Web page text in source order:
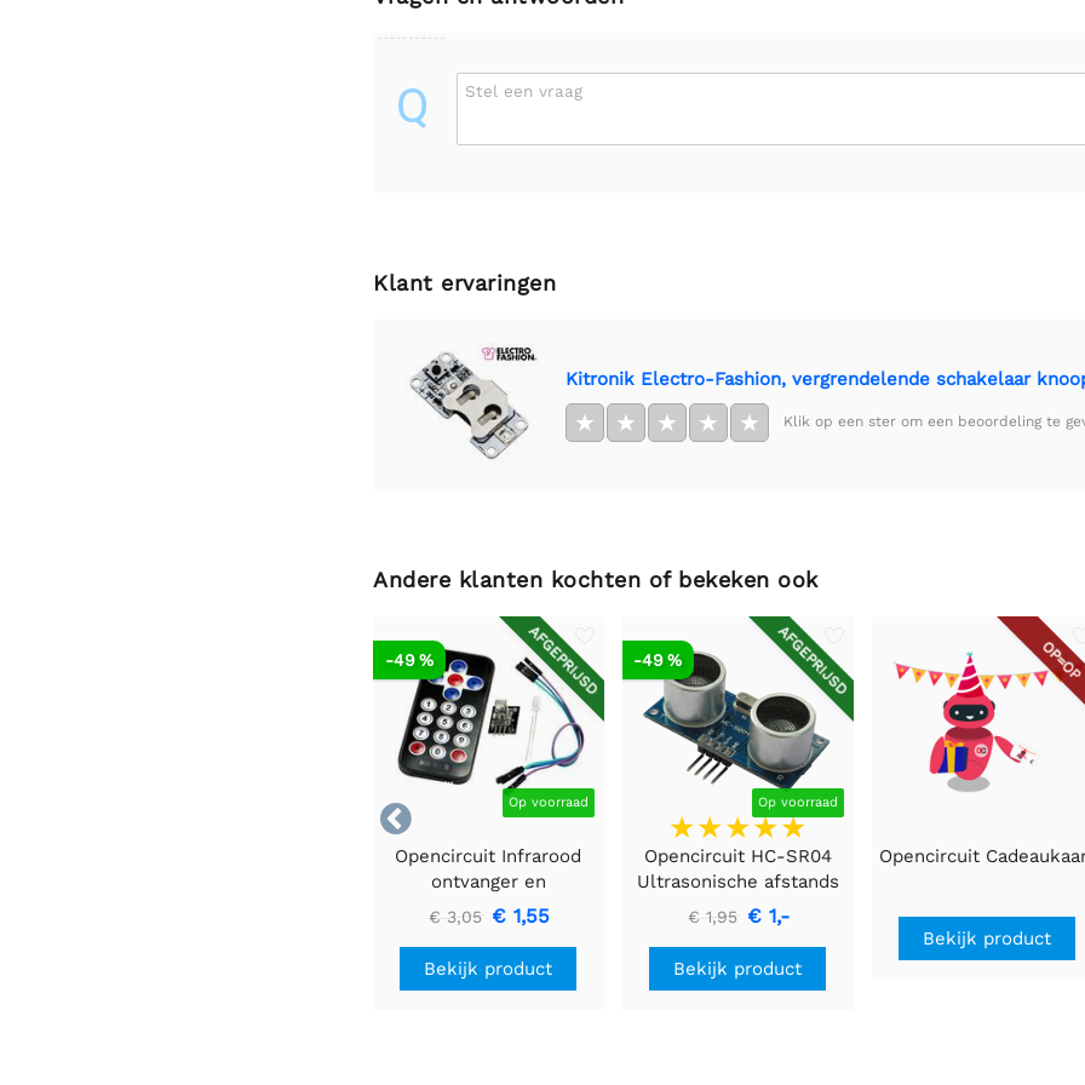
Q Stel een vraag
Klant ervaringen
Kitronik Electro-Fashion, vergrendelende schakelaar
★ ★ ★ ★ ★ Klik op een ster om een beoordeling te
Andere klanten kochten of bekeken ook

AFGEPRIJSD
Op voorraad
-49 %
Opencircuit Infrarood
ontvanger en
afstandsbediening kit
€ 3,05 € 1,55
Bekijk product
AFGEPRIJSD
Op voorraad
-49 %
Opencircuit HC-SR04
Ultrasonische afstands
detectie module
€ 1,95 € 1,-
Bekijk product
OP=OP
Opencircuit
Bekijk product